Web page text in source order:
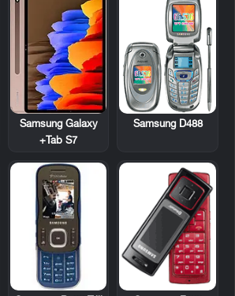
Samsung D488
Samsung Galaxy
Tab S7+